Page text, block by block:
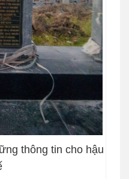
thông tin cho hậu